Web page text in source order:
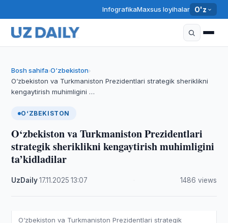
InfografikaMaxsus loyihalar O'z
Bosh sahifa›O‘zbekiston›
O‘zbekiston va Turkmaniston Prezidentlari strategik sheriklikni
kengaytirish muhimligini …
O‘ZBEKISTON
O‘zbekiston va Turkmaniston Prezidentlari
strategik sheriklikni kengaytirish muhimligini
ta’kidladilar
UzDaily·17.11.2025 ·13:07 1486 views
O‘zbekiston va Turkmaniston Prezidentlari strategik